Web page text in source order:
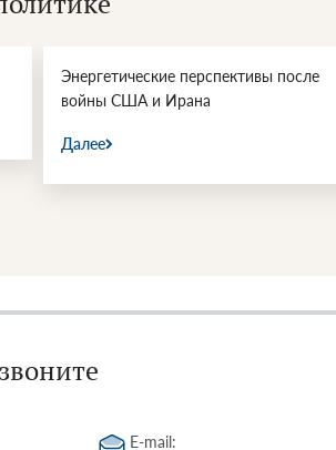
Энергетические перспективы после
войны США и Ирана
Далее
E-mail: